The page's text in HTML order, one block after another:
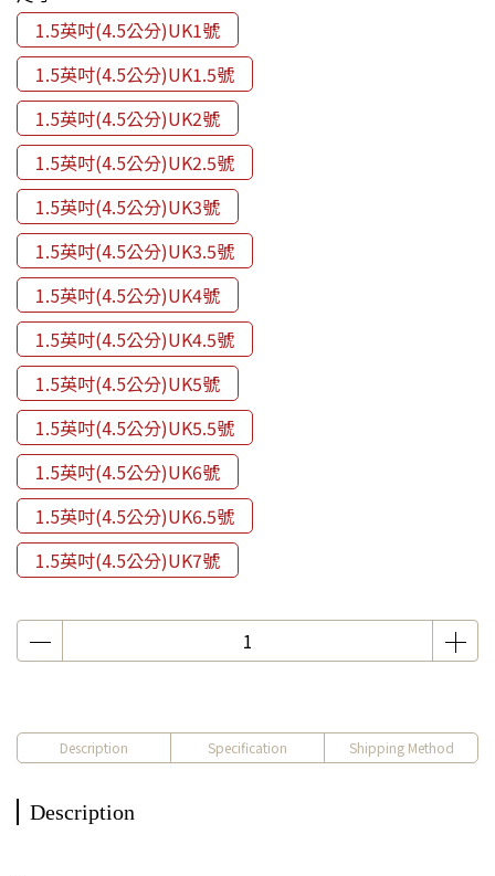
1.5英吋(4.5公分)UK1號
1.5英吋(4.5公分)UK1.5號
1.5英吋(4.5公分)UK2號
1.5英吋(4.5公分)UK2.5號
1.5英吋(4.5公分)UK3號
1.5英吋(4.5公分)UK3.5號
1.5英吋(4.5公分)UK4號
1.5英吋(4.5公分)UK4.5號
1.5英吋(4.5公分)UK5號
1.5英吋(4.5公分)UK5.5號
1.5英吋(4.5公分)UK6號
1.5英吋(4.5公分)UK6.5號
1.5英吋(4.5公分)UK7號
Description Specification Shipping Method
Description